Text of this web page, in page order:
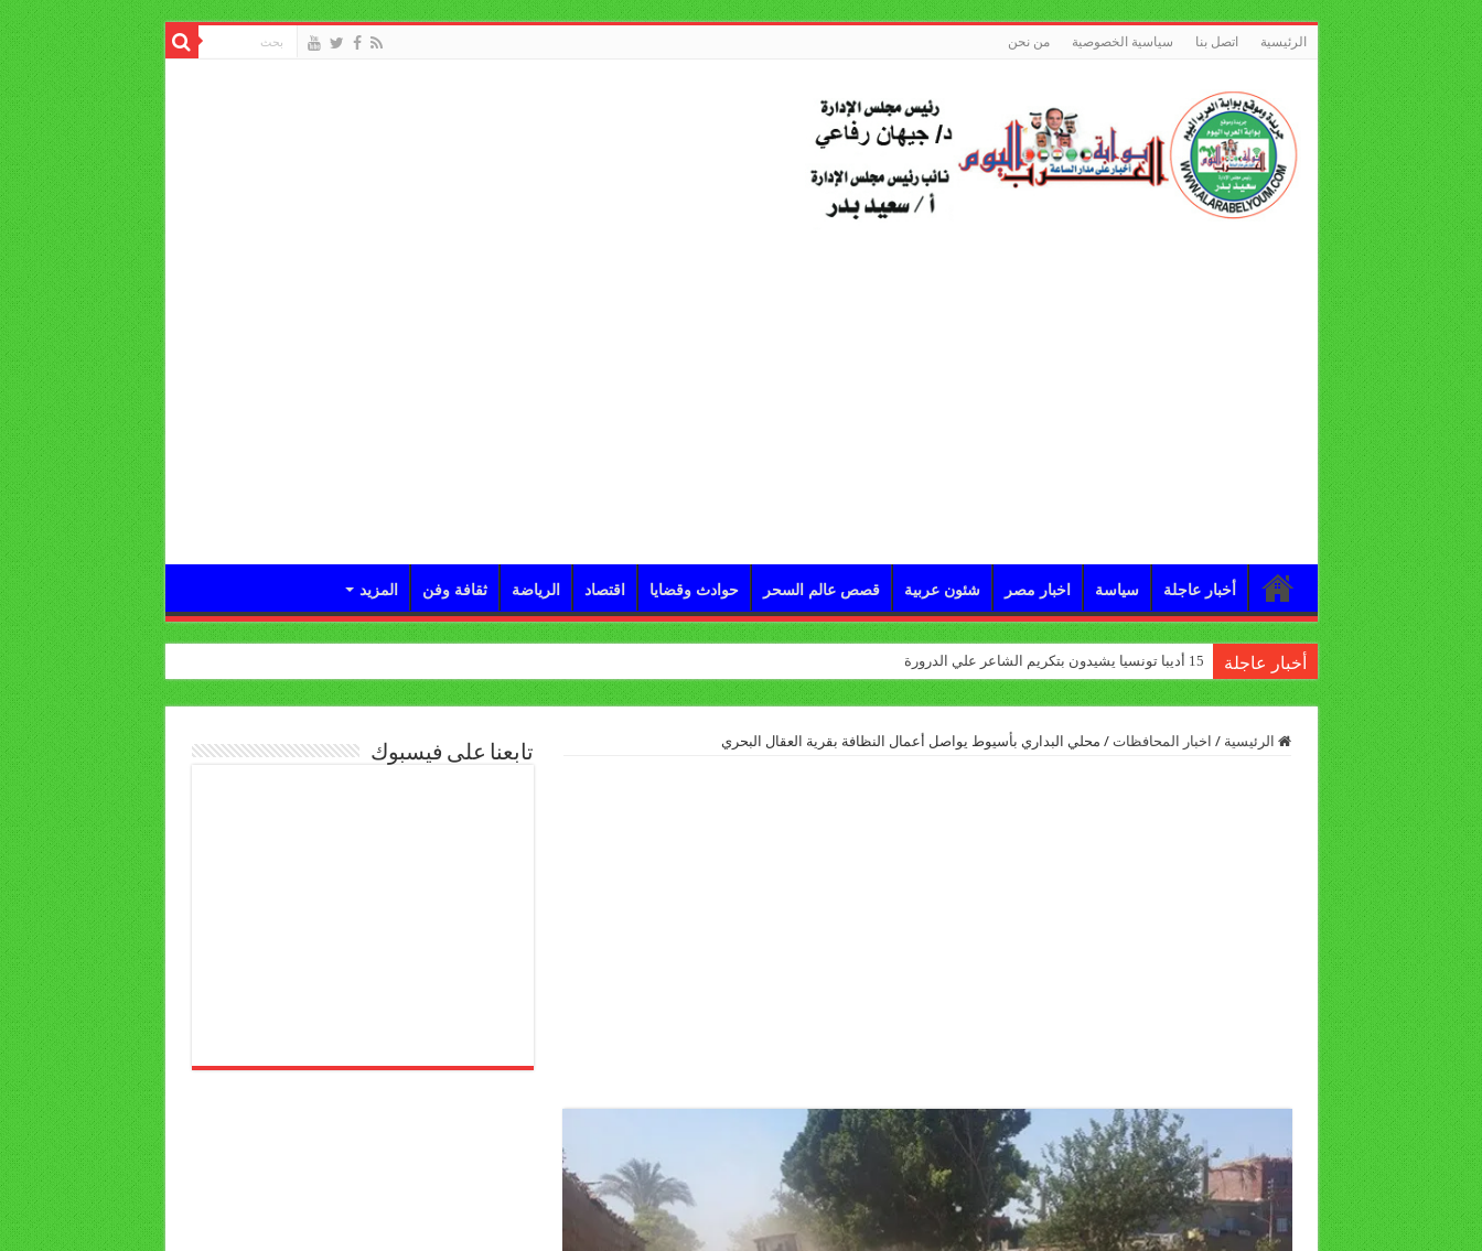
الرئيسية اتصل بنا سياسية الخصوصية من نحن
أخبار عاجلة سياسة اخبار مصر شئون عربية قصص عالم السحر حوادث وقضايا اقتصاد الرياضة ثقافة وفن المزيد
أخبار عاجلة 15 أديبا تونسيا يشيدون بتكريم الشاعر علي الدرورة
الرئيسية / اخبار المحافظات / محلي البداري بأسيوط يواصل أعمال النظافة بقرية العقال البحري
تابعنا على فيسبوك